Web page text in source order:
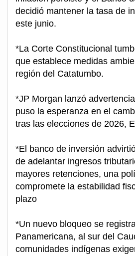
decidió mantener la tasa de
este junio.
*La Corte Constitucional
que establece medidas
región del Catatumbo.
*JP Morgan lanzó
puso la esperanza en el
tras las elecciones de 2026,
*El banco de inversión
de adelantar ingresos
mayores retenciones, una
compromete la estabilidad
plazo
*Un nuevo bloqueo se
Panamericana, al sur del
comunidades indígenas